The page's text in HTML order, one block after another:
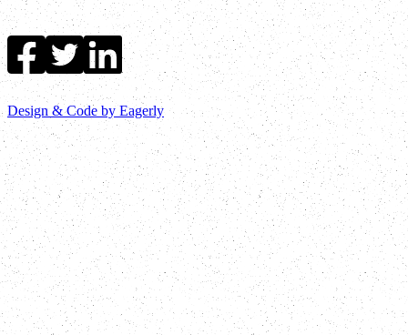
Design & Code by Eagerly